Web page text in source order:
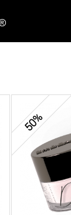
50%